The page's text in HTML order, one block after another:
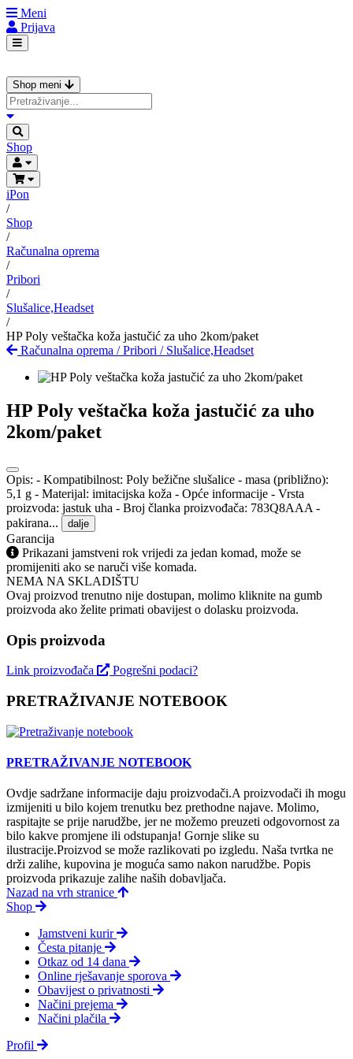
Meni
Prijava
Shop meni
Shop
iPon
/
Shop
/
Računalna oprema
/
Pribori
/
Slušalice,Headset
/
HP Poly veštačka koža jastučić za uho 2kom/paket
Računalna oprema /Pribori / Slušalice,Headset
HP Poly veštačka koža jastučić za uho
2kom/paket
Opis: - Kompatibilnost: Poly bežične slušalice - masa (približno):
5,1 g - Materijal: imitacijska koža - Opće informacije - Vrsta
proizvoda: jastuk uha - Broj članka proizvođača: 783Q8AAA -
pakirana...
dalje
Garancija
Prikazani jamstveni rok vrijedi za jedan komad, može se
promijeniti ako se naruči više komada.
NEMA NA SKLADIŠTU
Ovaj proizvod trenutno nije dostupan, molimo kliknite na gumb
proizvoda ako želite primati obavijest o dolasku proizvoda.
Opis proizvoda
Link proizvođača Pogrešni podaci?
PRETRAŽIVANJE NOTEBOOK
PRETRAŽIVANJE NOTEBOOK
Ovdje sadržane informacije daju proizvodači.A proizvodači ih mogu
izmijeniti u bilo kojem trenutku bez prethodne najave. Molimo,
raspitajte se prije narudžbe, jer ne možemo preuzeti odgovornost za
bilo kakve promjene ili odstupanja! Gornje slike su
ilustracije.Proizvod se može razlikovati po izgledu. Naša tvrtka ne
drži zalihe, kupovina je moguća samo nakon narudžbe. Popis
proizvoda prikazuje zalihe naših dobavljača.
Nazad na vrh stranice
Shop
Jamstveni kurir
Česta pitanje
Otkaz od 14 dana
Online rješavanje sporova
Obavijest o privatnosti
Načini prejema
Načini plačila
Profil